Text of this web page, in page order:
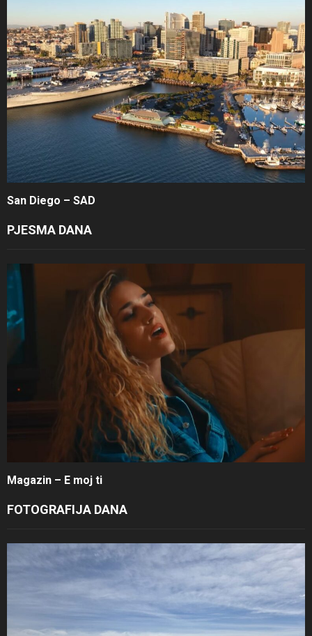
San Diego – SAD
PJESMA DANA
Magazin – E moj ti
FOTOGRAFIJA DANA